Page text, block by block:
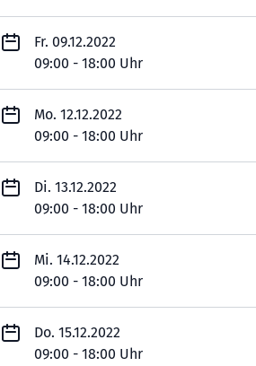
Fr. 09.12.2022
09:00 - 18:00 Uhr
Mo. 12.12.2022
09:00 - 18:00 Uhr
Di. 13.12.2022
09:00 - 18:00 Uhr
Mi. 14.12.2022
09:00 - 18:00 Uhr
Do. 15.12.2022
09:00 - 18:00 Uhr